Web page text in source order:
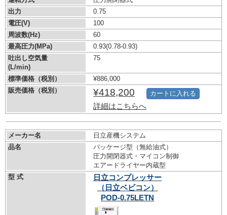
出力
0.75
電圧(V)
100
周波数(Hz)
60
最高圧力(MPa)
0.93(0.78-0.93)
吐出し空気量
(L/min)
75
標準価格（税別）
¥886,000
販売価格（税別）
¥418,200
詳細はこちらへ
カートに入れる
メーカー名
日立産機システム
品名
パッケージ型（無給油式）
圧力開閉器式・マイコン制御
エアードライヤー内蔵型
型 式
日立コンプレッサー
（日立ベビコン）
POD-0.75LETN